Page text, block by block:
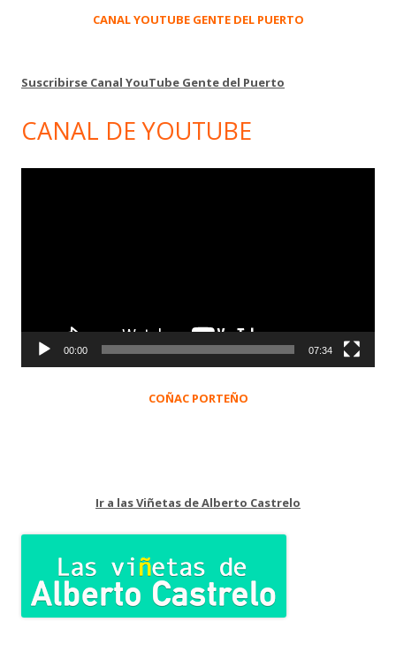
CANAL YOUTUBE GENTE DEL PUERTO
Suscribirse Canal YouTube Gente del Puerto
CANAL DE YOUTUBE
00:00 07:34
COÑAC PORTEÑO
Ir a las Viñetas de Alberto Castrelo